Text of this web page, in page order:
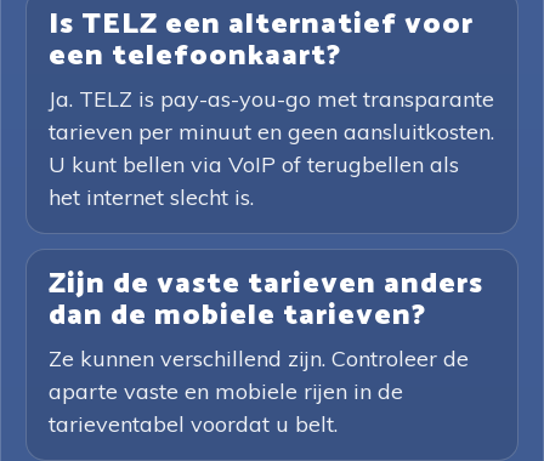
Is TELZ een alternatief voor
een telefoonkaart?
Ja. TELZ is pay-as-you-go met transparante
tarieven per minuut en geen aansluitkosten.
U kunt bellen via VoIP of terugbellen als
het internet slecht is.
Zijn de vaste tarieven anders
dan de mobiele tarieven?
Ze kunnen verschillend zijn. Controleer de
aparte vaste en mobiele rijen in de
tarieventabel voordat u belt.